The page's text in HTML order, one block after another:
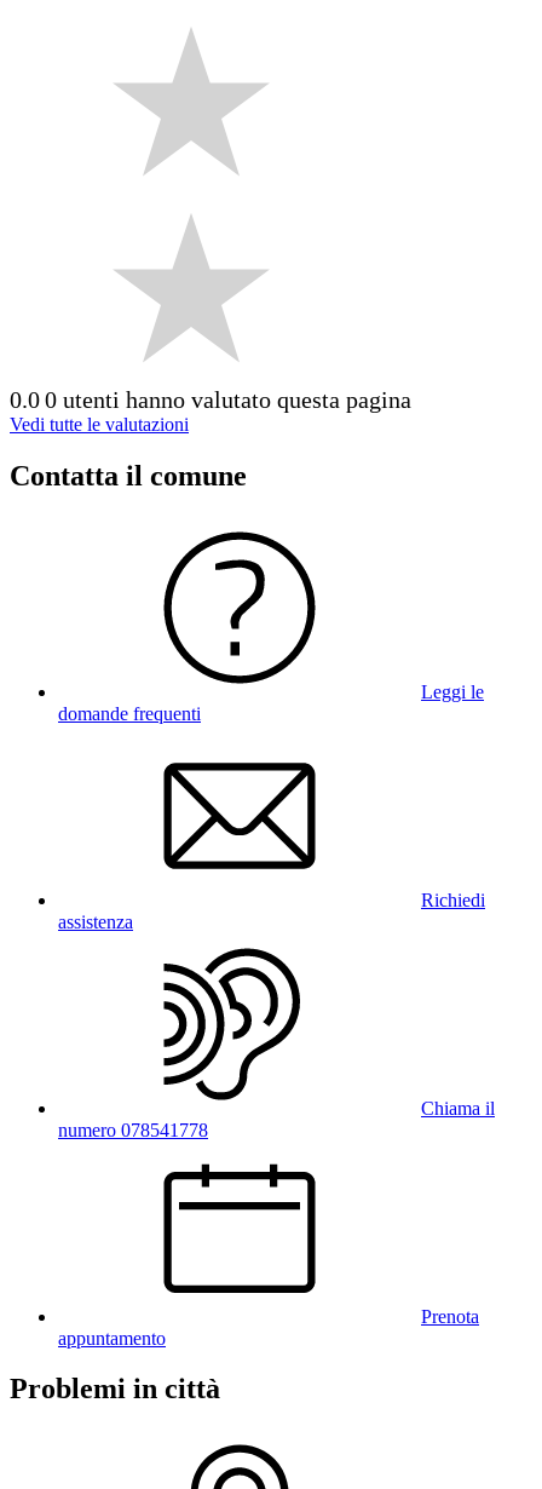
0.00 utenti hanno valutato questa pagina
Vedi tutte le valutazioni
Contatta il comune
Leggi le
domande frequenti
Richiedi
assistenza
Chiama il
numero 078541778
Prenota
appuntamento
Problemi in città